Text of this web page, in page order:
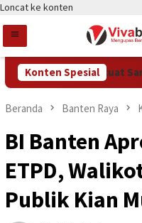
Loncat ke konten
Konten Spesial
Tangsel Perkuat Sarana
Beranda Banten Raya
BI Banten
ETPD,
Publik Kian